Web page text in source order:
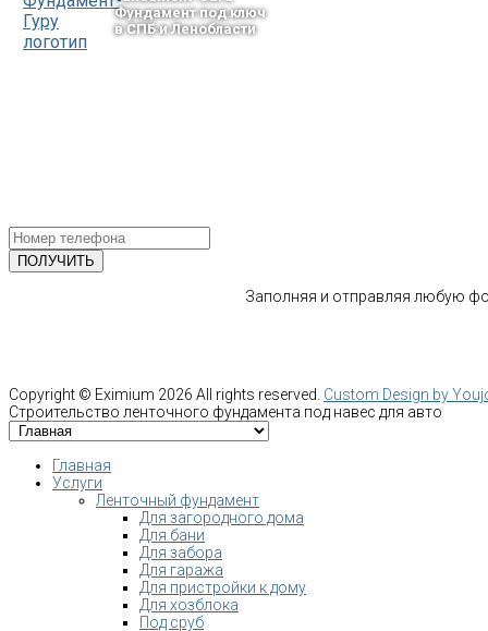
Фундамент под ключ
в СПБ и Ленобласти
Заполняя и отправляя любую
Copyright © Eximium 2026 All rights reserved. Custom Design by
Строительство ленточного фундамента под навес для авто
Главная
Услуги
Ленточный фундамент
Для загородного дома
Для бани
Для забора
Для гаража
Для пристройки к дому
Для хозблока
Под сруб